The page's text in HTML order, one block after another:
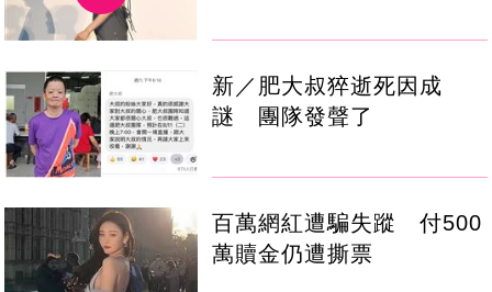
新／肥大叔猝逝死因成
謎 團隊發聲了
百萬網紅遭騙失蹤 付500
萬贖金仍遭撕票